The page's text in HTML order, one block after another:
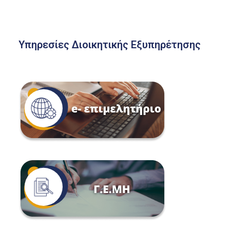
Υπηρεσίες Διοικητικής Εξυπηρέτησης